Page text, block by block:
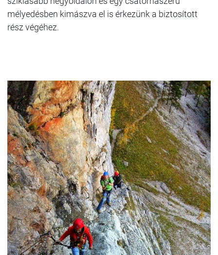
mélyedésben kimászva el is érkezünk a biztosított
rész végéhez.